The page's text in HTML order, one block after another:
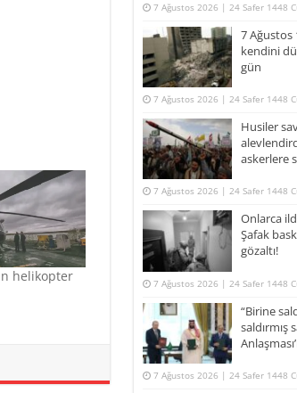
helikopter
7 Ağustos 2026 | 24 Safer 1448
7 Ağustos
kendini
gün
7 Ağustos 2026 | 24 Safer 1448
Husiler
askerlere
7 Ağustos 2026 | 24 Safer 1448
Onlarca
Şafak
gözaltı!
7 Ağustos 2026 | 24 Safer 1448
“Birine
saldırmış
7 Ağustos 2026 | 24 Safer 1448